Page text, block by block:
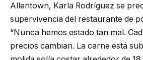
Allentown, Karla Rodríguez se
supervivencia del restaurante de
“Nunca hemos estado tan mal.
precios cambian. La carne está